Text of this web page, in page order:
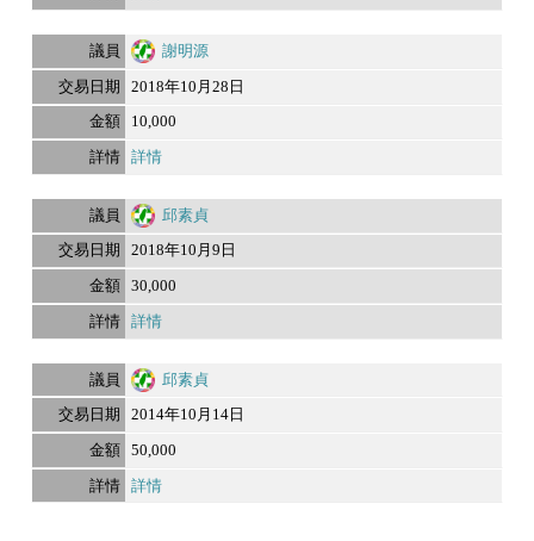
謝明源
2018年10月28日
10,000
詳情
邱素貞
2018年10月9日
30,000
詳情
邱素貞
2014年10月14日
50,000
詳情